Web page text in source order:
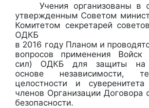
Учения организованы в
утвержденным Советом
Комитетом секретарей
ОДКБ
в 2016 году Планом и
вопросов применения Войск
сил) ОДКБ для защиты на
основе независимости,
целостности и
членов Организации Договора
безопасности.